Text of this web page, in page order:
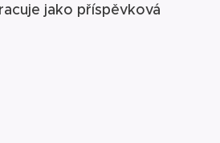
jako příspěvková